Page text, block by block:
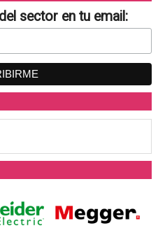
sector en tu email: